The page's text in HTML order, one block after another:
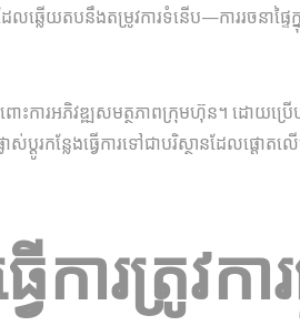
ឆ្លើយតបនឹងតម្រូវការទំនើប—ការរចនាផ្ទ
ោះ​ការអភិវឌ្ឍ​សមត្ថភាព​ក្រុមហ៊ុន។ ដោ
ាស់ប្តូរ​កន្លែងធ្វើការ​ទៅជា​បរិស្ថានដែលផ្ត
ារ​ត្រូវកា